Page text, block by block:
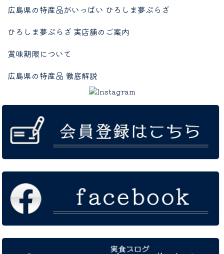
広島県の特産品がいっぱい ひろしま夢ぷらざ
ひろしま夢ぷらざ 実店舗のご案内
賞味期限について
広島県の特産品 徹底解説